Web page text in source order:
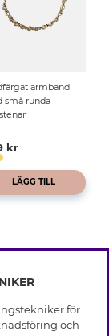
armband
små runda
kr
LÄGG TILL
för
och